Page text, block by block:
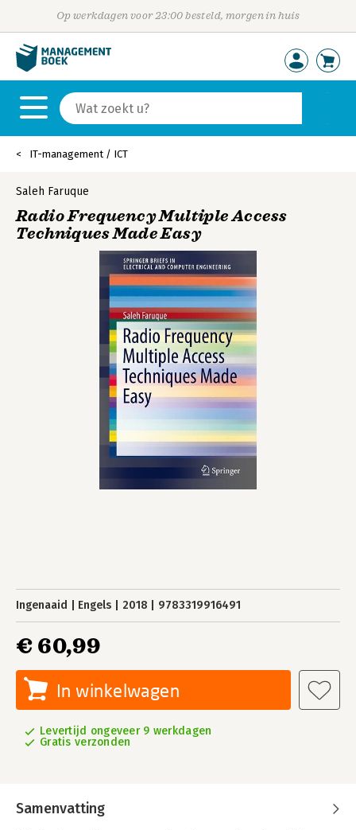
Op werkdagen voor 23:00 besteld, morgen in huis
IT-management / ICT
Saleh Faruque
Radio Frequency Multiple Access
Techniques Made Easy
Ingenaaid Engels 2018 9783319916491
€ 60,99
In winkelwagen
Levertijd ongeveer 9 werkdagen
Gratis verzonden
Samenvatting